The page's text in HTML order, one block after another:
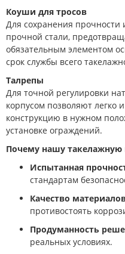
Коуши для тросов
Для сохранения прочности
прочной стали,
обязательным элементом
срок службы всего
Талрепы
Для точной регулировки
корпусом позволяют легко
конструкцию в нужном
установке ограждений.
Почему нашу такелажную
Испытанная
стандартам
Качество
противостоять
Продуманность
реальных условиях.